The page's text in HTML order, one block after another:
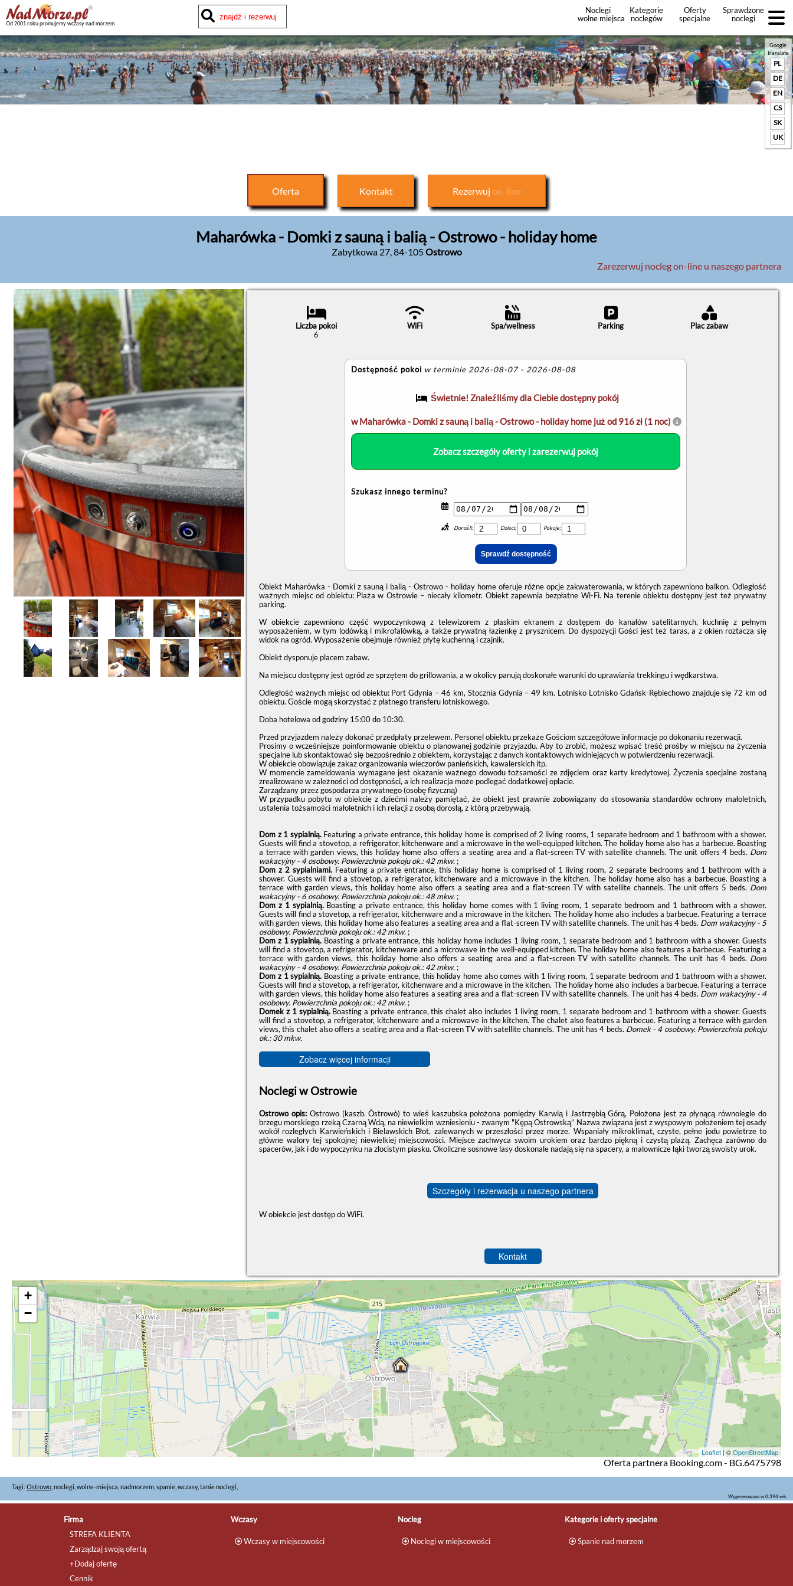
Od 2001 roku promujemy wczasy nad morzem
Noclegi
wolne miejsca
Kategorie
noclegów
Oferty
specjalne
Sprawdzone
noclegi
+Dodaj
ofertę
Google
translate
PL
DE
EN
CS
SK
UK
Oferta Kontakt Rezerwuj on-line
Maharówka - Domki z sauną i balią - Ostrowo - holiday home
Zabytkowa 27,84-105Ostrowo
Zarezerwuj nocleg on-line u naszego partnera
Liczba pokoi
6
WiFi Spa/wellness Parking Plac zabaw
Dostępność pokoi w terminie 2026-08-07 - 2026-08-08
Świetnie! Znaleźliśmy dla Ciebie dostępny pokój
w Maharówka - Domki z sauną i balią - Ostrowo - holiday home już od 916 zł (1 noc)
Zobacz szczegóły oferty i zarezerwuj pokój
Szukasz innego terminu?
Dorośli: Dzieci: Pokoje:
Obiekt Maharówka - Domki z sauną i balią - Ostrowo - holiday home oferuje różne opcje zakwaterowania, w których zapewniono balkon. Odległość
ważnych miejsc od obiektu: Plaża w Ostrowie – niecały kilometr. Obiekt zapewnia bezpłatne Wi-Fi. Na terenie obiektu dostępny jest też prywatny
parking.
W obiekcie zapewniono część wypoczynkową z telewizorem z płaskim ekranem z dostępem do kanałów satelitarnych, kuchnię z pełnym
wyposażeniem, w tym lodówką i mikrofalówką, a także prywatną łazienkę z prysznicem. Do dyspozycji Gości jest też taras, a z okien roztacza się
widok na ogród. Wyposażenie obejmuje również płytę kuchenną i czajnik.
Obiekt dysponuje placem zabaw.
Na miejscu dostępny jest ogród ze sprzętem do grillowania, a w okolicy panują doskonałe warunki do uprawiania trekkingu i wędkarstwa.
Odległość ważnych miejsc od obiektu: Port Gdynia – 46 km, Stocznia Gdynia – 49 km. Lotnisko Lotnisko Gdańsk-Rębiechowo znajduje się 72 km od
obiektu. Goście mogą skorzystać z płatnego transferu lotniskowego.
Doba hotelowa od godziny 15:00do 10:30.
Przed przyjazdem należy dokonać przedpłaty przelewem. Personel obiektu przekaże Gościom szczegółowe informacje po dokonaniu rezerwacji.
Prosimy o wcześniejsze poinformowanie obiektu o planowanej godzinie przyjazdu. Aby to zrobić, możesz wpisać treść prośby w miejscu na życzenia
specjalne lub skontaktować się bezpośrednio z obiektem, korzystając z danych kontaktowych widniejących w potwierdzeniu rezerwacji.
W obiekcie obowiązuje zakaz organizowania wieczorów panieńskich, kawalerskich itp.
W momencie zameldowania wymagane jest okazanie ważnego dowodu tożsamości ze zdjęciem oraz karty kredytowej. Życzenia specjalne zostaną
zrealizowane w zależności od dostępności, a ich realizacja może podlegać dodatkowej opłacie.
Zarządzany przez gospodarza prywatnego (osobę fizyczną)
W przypadku pobytu w obiekcie z dziećmi należy pamiętać, że obiekt jest prawnie zobowiązany do stosowania standardów ochrony małoletnich,
ustalenia tożsamości małoletnich i ich relacji z osobą dorosłą, z którą przebywają.
Dom z 1 sypialnią.Featuring a private entrance, this holiday home is comprised of 2 living rooms, 1 separate bedroom and 1 bathroom with a shower.
Guests will find a stovetop, a refrigerator, kitchenware and a microwave in the well-equipped kitchen. The holiday home also has a barbecue. Boasting
a terrace with garden views, this holiday home also offers a seating area and a flat-screen TV with satellite channels. The unit offers 4 beds. Dom
wakacyjny - 4 osobowy. Powierzchnia pokoju ok.: 42 mkw. ;
Dom z 2 sypialniami.Featuring a private entrance, this holiday home is comprised of 1 living room, 2 separate bedrooms and 1 bathroom with a
shower. Guests will find a stovetop, a refrigerator, kitchenware and a microwave in the kitchen. The holiday home also has a barbecue. Boasting a
terrace with garden views, this holiday home also offers a seating area and a flat-screen TV with satellite channels. The unit offers 5 beds. Dom
wakacyjny - 6 osobowy. Powierzchnia pokoju ok.: 48 mkw. ;
Dom z 1 sypialnią.Boasting a private entrance, this holiday home comes with 1 living room, 1 separate bedroom and 1 bathroom with a shower.
Guests will find a stovetop, a refrigerator, kitchenware and a microwave in the kitchen. The holiday home also includes a barbecue. Featuring a terrace
with garden views, this holiday home also features a seating area and a flat-screen TV with satellite channels. The unit has 4 beds. Dom wakacyjny - 5
osobowy. Powierzchnia pokoju ok.: 42 mkw. ;
Dom z 1 sypialnią. Boasting a private entrance, this holiday home includes 1 living room, 1 separate bedroom and 1 bathroom with a shower. Guests
will find a stovetop, a refrigerator, kitchenware and a microwave in the well-equipped kitchen. The holiday home also features a barbecue. Featuring a
terrace with garden views, this holiday home also offers a seating area and a flat-screen TV with satellite channels. The unit has 4 beds. Dom
wakacyjny - 4 osobowy. Powierzchnia pokoju ok.: 42 mkw. ;
Dom z 1 sypialnią. Boasting a private entrance, this holiday home also comes with 1 living room, 1 separate bedroom and 1 bathroom with a shower.
Guests will find a stovetop, a refrigerator, kitchenware and a microwave in the kitchen. The holiday home also includes a barbecue. Featuring a terrace
with garden views, this holiday home also features a seating area and a flat-screen TV with satellite channels. The unit has 4 beds. Dom wakacyjny - 4
osobowy. Powierzchnia pokoju ok.: 42 mkw. ;
Domek z 1 sypialnią.Boasting a private entrance, this chalet also includes 1 living room, 1 separate bedroom and 1 bathroom with a shower. Guests
will find a stovetop, a refrigerator, kitchenware and a microwave in the kitchen. The chalet also features a barbecue. Featuring a terrace with garden
views, this chalet also offers a seating area and a flat-screen TV with satellite channels. The unit has 4 beds. Domek - 4 osobowy. Powierzchnia pokoju
ok.: 30 mkw.
Zobacz więcej informacji
Noclegi w Ostrowie
Ostrowo opis: Ostrowo (kaszb. Òstrowò) to wieś kaszubska położona pomiędzy Karwią i Jastrzębią Górą, Położona jest za płynącą równolegle do
brzegu morskiego rzeką Czarną Wdą, na niewielkim wzniesieniu - zwanym "Kępą Ostrowską” Nazwa związana jest z wyspowym położeniem tej osady
wokół rozległych Karwieńskich i Bielawskich Błot, zalewanych w przeszłości przez morze. Wspaniały mikroklimat, czyste, pełne jodu powietrze to
główne walory tej spokojnej niewielkiej miejscowości. Miejsce zachwyca swoim urokiem oraz bardzo piękną i czystą plażą. Zachęca zarówno do
spacerów, jak i do wypoczynku na złocistym piasku. Okoliczne sosnowe lasy doskonale nadają się na spacery, a malownicze łąki tworzą swoisty urok.
Szczegóły i rezerwacja u naszego partnera
W obiekcie jest dostęp do WiFi.
Kontakt
+
−
Leaflet| ©OpenStreetMap
Oferta partnera Booking.com - BG.6475798
Tagi: Ostrowo , noclegi, wolne-miejsca, nadmorzem, spanie, wczasy, tanie noclegi,
Wygenerowano w 0.394 sek.
Firma
STREFA KLIENTA
Zarządzaj swoją ofertą
+Dodaj ofertę
Cennik
Wczasy
Wczasy w miejscowości
Nocleg
Noclegi w miejscowości
Kategorie i oferty specjalne
Spanie nad morzem